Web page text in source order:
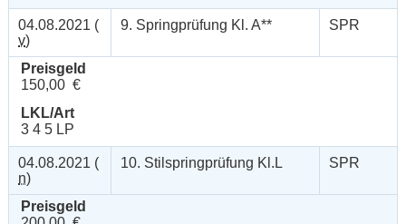
04.08.2021 (
v)
9. Springprüfung Kl. A** SPR
Preisgeld
150,00 €
LKL/Art
3 4 5 LP
04.08.2021 (
n)
10. Stilspringprüfung Kl.L SPR
Preisgeld